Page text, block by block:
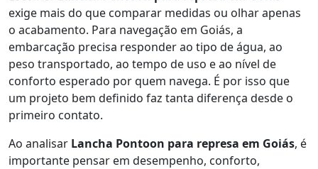
exige mais do que comparar medidas ou olhar apenas
o acabamento. Para navegação em Goiás, a
embarcação precisa responder ao tipo de água, ao
peso transportado, ao tempo de uso e ao nível de
conforto esperado por quem navega. É por isso que
um projeto bem definido faz tanta diferença desde o
primeiro contato.
Ao analisar Lancha Pontoon para represa em Goiás, é
importante pensar em desempenho, conforto,